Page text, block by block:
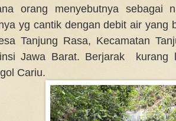
orang menyebutnya sebagai
yg cantik dengan debit air yang
Tanjung Rasa, Kecamatan
Jawa Barat. Berjarak
Cariu.